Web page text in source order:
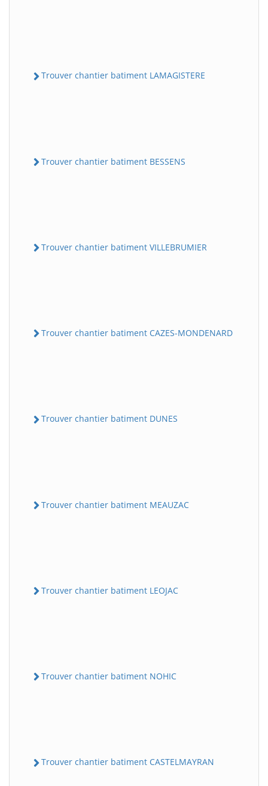
Trouver chantier batiment LAMAGISTERE
Trouver chantier batiment BESSENS
Trouver chantier batiment VILLEBRUMIER
Trouver chantier batiment CAZES-MONDENARD
Trouver chantier batiment DUNES
Trouver chantier batiment MEAUZAC
Trouver chantier batiment LEOJAC
Trouver chantier batiment NOHIC
Trouver chantier batiment CASTELMAYRAN